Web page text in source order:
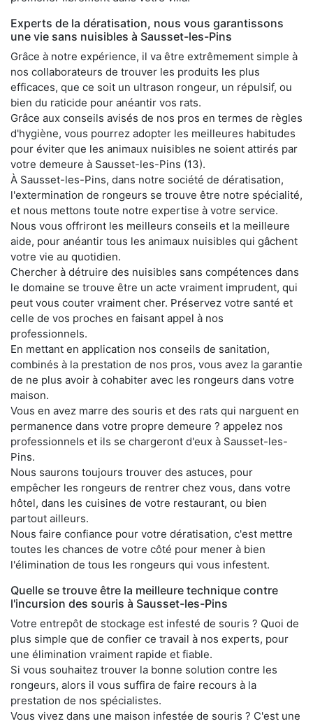
Experts de la dératisation, nous vous garantissons
une vie sans nuisibles à Sausset-les-Pins
Grâce à notre expérience, il va être extrêmement simple à
nos collaborateurs de trouver les produits les plus
efficaces, que ce soit un ultrason rongeur, un répulsif, ou
bien du raticide pour anéantir vos rats.
Grâce aux conseils avisés de nos pros en termes de règles
d'hygiène, vous pourrez adopter les meilleures habitudes
pour éviter que les animaux nuisibles ne soient attirés par
votre demeure à Sausset-les-Pins (13).
À Sausset-les-Pins, dans notre société de dératisation,
l'extermination de rongeurs se trouve être notre spécialité,
et nous mettons toute notre expertise à votre service.
Nous vous offriront les meilleurs conseils et la meilleure
aide, pour anéantir tous les animaux nuisibles qui gâchent
votre vie au quotidien.
Chercher à détruire des nuisibles sans compétences dans
le domaine se trouve être un acte vraiment imprudent, qui
peut vous couter vraiment cher. Préservez votre santé et
celle de vos proches en faisant appel à nos
professionnels.
En mettant en application nos conseils de sanitation,
combinés à la prestation de nos pros, vous avez la garantie
de ne plus avoir à cohabiter avec les rongeurs dans votre
maison.
Vous en avez marre des souris et des rats qui narguent en
permanence dans votre propre demeure ? appelez nos
professionnels et ils se chargeront d'eux à Sausset-les-
Pins.
Nous saurons toujours trouver des astuces, pour
empêcher les rongeurs de rentrer chez vous, dans votre
hôtel, dans les cuisines de votre restaurant, ou bien
partout ailleurs.
Nous faire confiance pour votre dératisation, c'est mettre
toutes les chances de votre côté pour mener à bien
l'élimination de tous les rongeurs qui vous infestent.
Quelle se trouve être la meilleure technique contre
l'incursion des souris à Sausset-les-Pins
Votre entrepôt de stockage est infesté de souris ? Quoi de
plus simple que de confier ce travail à nos experts, pour
une élimination vraiment rapide et fiable.
Si vous souhaitez trouver la bonne solution contre les
rongeurs, alors il vous suffira de faire recours à la
prestation de nos spécialistes.
Vous vivez dans une maison infestée de souris ? C'est une